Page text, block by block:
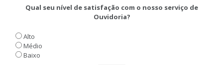
Qual seu nível de satisfação com o nosso serviço de
Ouvidoria?
Alto
Médio
Baixo